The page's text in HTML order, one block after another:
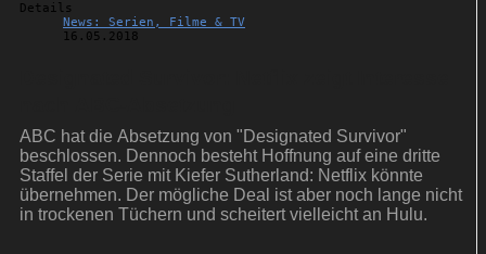
Details
News: Serien, Filme & TV
16.05.2018
ABC hat die Absetzung von "Designated Survivor"
beschlossen. Dennoch besteht Hoffnung auf eine dritte
Staffel der Serie mit Kiefer Sutherland: Netflix könnte
übernehmen. Der mögliche Deal ist aber noch lange nicht
in trockenen Tüchern und scheitert vielleicht an Hulu.